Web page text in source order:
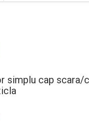
simplu cap